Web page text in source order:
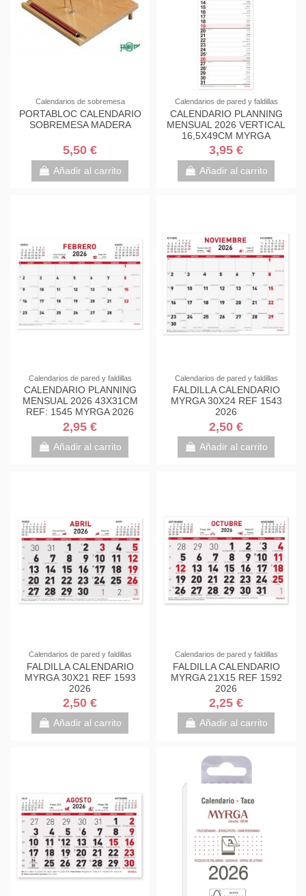
Calendarios de sobremesa
PORTABLOC CALENDARIO
SOBREMESA MADERA
5,50 €
Añadir al carrito
Calendarios de pared y faldillas
CALENDARIO PLANNING
MENSUAL 2026 VERTICAL
16,5X49CM MYRGA
REF:1596
3,95 €
Añadir al carrito
Calendarios de pared y faldillas
CALENDARIO PLANNING
MENSUAL 2026 43X31CM
REF: 1545 MYRGA 2026
2,95 €
Añadir al carrito
Calendarios de pared y faldillas
FALDILLA CALENDARIO
MYRGA 30X24 REF 1543
2026
2,50 €
Añadir al carrito
Calendarios de pared y faldillas
FALDILLA CALENDARIO
MYRGA 30X21 REF 1593
2026
2,50 €
Añadir al carrito
Calendarios de pared y faldillas
FALDILLA CALENDARIO
MYRGA 21X15 REF 1592
2026
2,25 €
Añadir al carrito